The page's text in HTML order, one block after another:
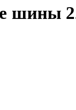
шины